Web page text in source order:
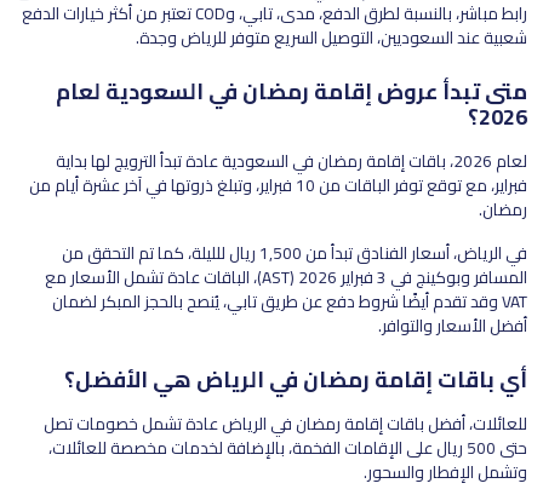
رابط مباشر، بالنسبة لطرق الدفع، مدى، تابي، وCOD تعتبر من أكثر خيارات الدفع
شعبية عند السعوديين، التوصيل السريع متوفر للرياض وجدة.
متى تبدأ عروض إقامة رمضان في السعودية لعام
2026؟
لعام 2026، باقات إقامة رمضان في السعودية عادة تبدأ الترويج لها بداية
فبراير، مع توقع توفر الباقات من 10 فبراير، وتبلغ ذروتها في آخر عشرة أيام من
رمضان.
في الرياض، أسعار الفنادق تبدأ من 1,500 ريال للليلة، كما تم التحقق من
المسافر وبوكينج في 3 فبراير 2026 (AST)، الباقات عادة تشمل الأسعار مع
VAT وقد تقدم أيضًا شروط دفع عن طريق تابي، يُنصح بالحجز المبكر لضمان
أفضل الأسعار والتوافر.
أي باقات إقامة رمضان في الرياض هي الأفضل؟
للعائلات، أفضل باقات إقامة رمضان في الرياض عادة تشمل خصومات تصل
حتى 500 ريال على الإقامات الفخمة، بالإضافة لخدمات مخصصة للعائلات،
وتشمل الإفطار والسحور.